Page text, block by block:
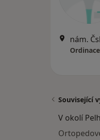
Ordinace
Související
V okolí